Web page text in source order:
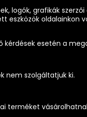
logók, grafikák
eszközök
esetén a
nem szolgáltatjuk ki.
terméket